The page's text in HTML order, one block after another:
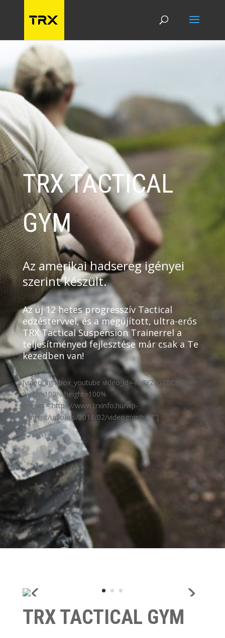
TRX TACTICAL
GYM
Az amerikai hadsereg igényei
szerint készült.
Az új 12 hetes progresszív Tactical
edzéstervvel, és a megújított, ultra-erős
TRX Tactical Suspension Trainerrel a
teljesítményed fejlesztése már csak a Te
kezedben van!
[video_lightbox_youtube video_id=-m8YZrG7BC8
width=100% height=100%
anchor=”https://www.trxinfo.hu/wp-
content/uploads/2018/02/videogomb.gif”]
TRX TACTICAL GYM